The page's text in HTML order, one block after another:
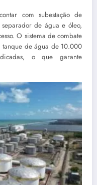
com subestação de
de água e óleo,
O sistema de combate
tanque de água de 10.000
o que garante